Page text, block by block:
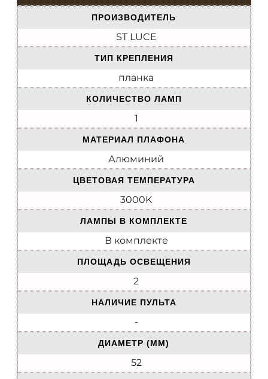
ПРОИЗВОДИТЕЛЬ
ST LUCE
ТИП КРЕПЛЕНИЯ
планка
КОЛИЧЕСТВО ЛАМП
1
МАТЕРИАЛ ПЛАФОНА
Алюминий
ЦВЕТОВАЯ ТЕМПЕРАТУРА
3000K
ЛАМПЫ В КОМПЛЕКТЕ
В комплекте
ПЛОЩАДЬ ОСВЕЩЕНИЯ
2
НАЛИЧИЕ ПУЛЬТА
-
ДИАМЕТР (ММ)
52